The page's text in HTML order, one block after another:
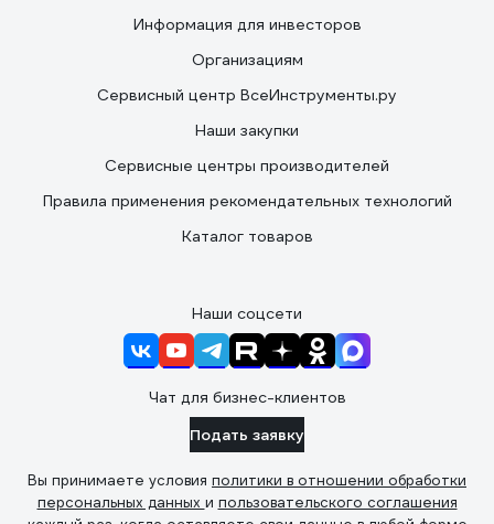
Информация для инвесторов
Организациям
Сервисный центр ВсеИнструменты.ру
Наши закупки
Сервисные центры производителей
Правила применения рекомендательных технологий
Каталог товаров
Наши соцсети
Чат для бизнес-клиентов
Подать заявку
Вы принимаете условия политики в отношении обработки
персональных данных и пользовательского соглашения